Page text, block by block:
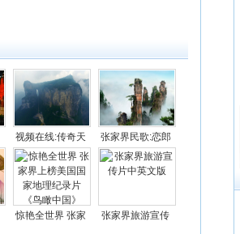
视频在线:传奇天
门山,一步一重天!
张家界民歌:恋郎
就恋胡子郎(视频)
惊艳全世界 张家
张家界旅游宣传